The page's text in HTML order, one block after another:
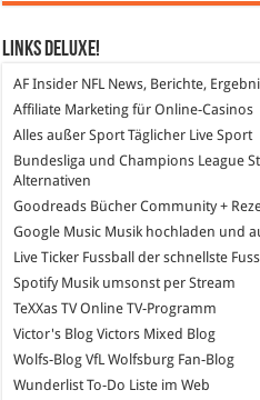
Links DeLuXe!
AF Insider NFL News, Berichte,
Affiliate Marketing für Online-Casinos
Alles außer SportTäglicher Live Sport
Bundesliga und Champions League
Alternativen
Goodreads Bücher Community +
Google Music Musik hochladen und
Live Ticker Fussball
der schnellste
SpotifyMusik umsonst per Stream
TeXXas TVOnline TV-Programm
Victor's Blog Victors Mixed Blog
Wolfs-Blog VfL Wolfsburg Fan-Blog
WunderlistTo-Do Liste im Web